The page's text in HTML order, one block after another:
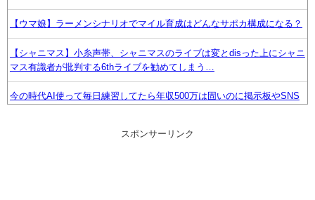
【ウマ娘】ラーメンシナリオでマイル育成はどんなサポカ構成になる？
【シャニマス】小糸声帯、シャニマスのライブは変とdisった上にシャニ
マス有識者が批判する6thライブを勧めてしまう…
今の時代AI使って毎日練習してたら年収500万は固いのに掲示板やSNS
アップル、中国製メモリーチップをテスト。中国様が任天堂も助けてく
スポンサーリンク